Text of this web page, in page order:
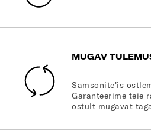
MUGAV
Samsonite'is
Garanteerime teie
ostult mugavat